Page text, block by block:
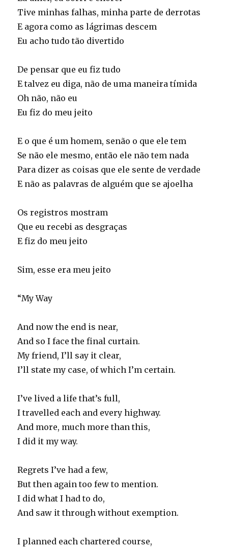
Tive minhas falhas, minha parte de derrotas
E agora como as lágrimas descem
Eu acho tudo tão divertido
De pensar que eu fiz tudo
E talvez eu diga, não de uma maneira tímida
Oh não, não eu
Eu fiz do meu jeito
E o que é um homem, senão o que ele tem
Se não ele mesmo, então ele não tem nada
Para dizer as coisas que ele sente de verdade
E não as palavras de alguém que se ajoelha
Os registros mostram
Que eu recebi as desgraças
E fiz do meu jeito
Sim, esse era meu jeito
“My Way
And now the end is near,
And so I face the final curtain.
My friend, I’ll say it clear,
I’ll state my case, of which I’m certain.
I’ve lived a life that’s full,
I travelled each and every highway.
And more, much more than this,
I did it my way.
Regrets I’ve had a few,
But then again too few to mention.
I did what I had to do,
And saw it through without exemption.
I planned each chartered course,